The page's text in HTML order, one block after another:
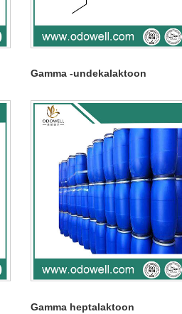
Gamma -undekalaktoon
Gamma heptalaktoon